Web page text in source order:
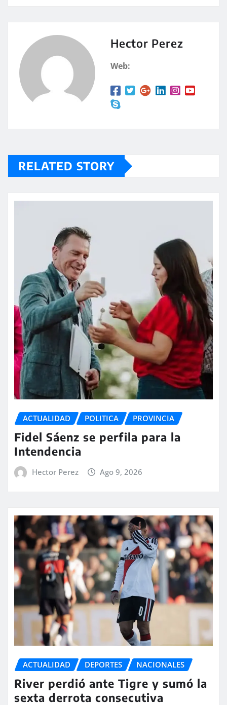
A
p
rt
Hector Perez
Web:
RELATED STORY
ACTUALIDAD POLITICA PROVINCIA
Fidel Sáenz se perfila para la
Intendencia
Hector Perez Ago 9, 2026
ACTUALIDAD DEPORTES NACIONALES
River perdió ante Tigre y sumó la
sexta derrota consecutiva